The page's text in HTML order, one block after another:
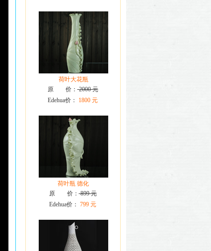
荷叶大花瓶
原 价：2000 元
Edehua价：
1800 元
荷叶瓶 德化
原 价：899 元
Edehua价： 799 元